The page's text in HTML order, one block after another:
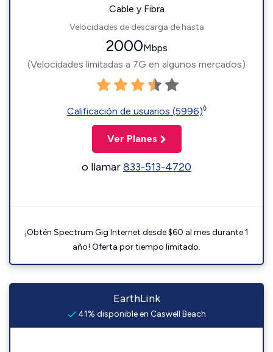
Cable y Fibra
Velocidades de descarga de hasta
2000Mbps
(Velocidades limitadas a 7G en algunos mercados)
Calificación de usuarios (5996)◊
Ver Planes
o llamar833-513-4720
¡Obtén Spectrum Gig Internet desde $60 al mes durante 1
año! Oferta por tiempo limitado.
EarthLink
41% disponible en Caswell Beach